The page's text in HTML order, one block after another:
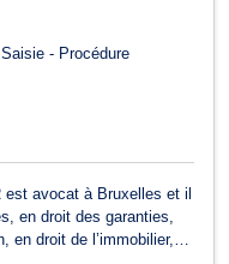
- Procédure
avocat à Bruxelles et il
en droit des garanties,
en droit de l’immobilier,